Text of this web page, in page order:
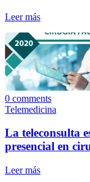
Leer más
0 comments
Telemedicina
La teleconsulta
presencial en
Leer más